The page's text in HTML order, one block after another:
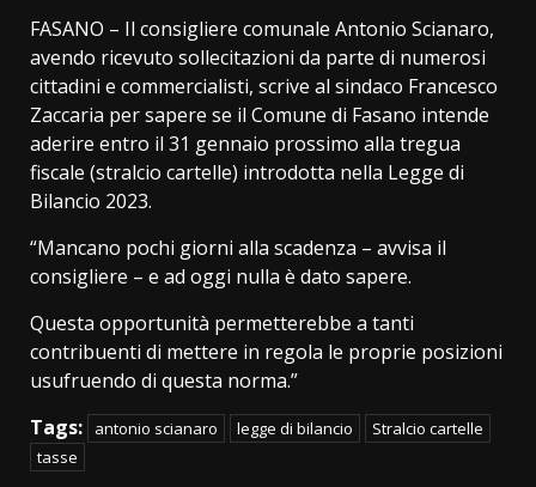
FASANO – Il consigliere comunale Antonio Scianaro,
avendo ricevuto sollecitazioni da parte di numerosi
cittadini e commercialisti, scrive al sindaco Francesco
Zaccaria per sapere se il Comune di Fasano intende
aderire entro il 31 gennaio prossimo alla tregua
fiscale (stralcio cartelle) introdotta nella Legge di
Bilancio 2023.
“Mancano pochi giorni alla scadenza – avvisa il
consigliere – e ad oggi nulla è dato sapere.
Questa opportunità permetterebbe a tanti
contribuenti di mettere in regola le proprie posizioni
usufruendo di questa norma.”
Tags:
antonio scianaro legge di bilancio
Stralcio cartelle
tasse